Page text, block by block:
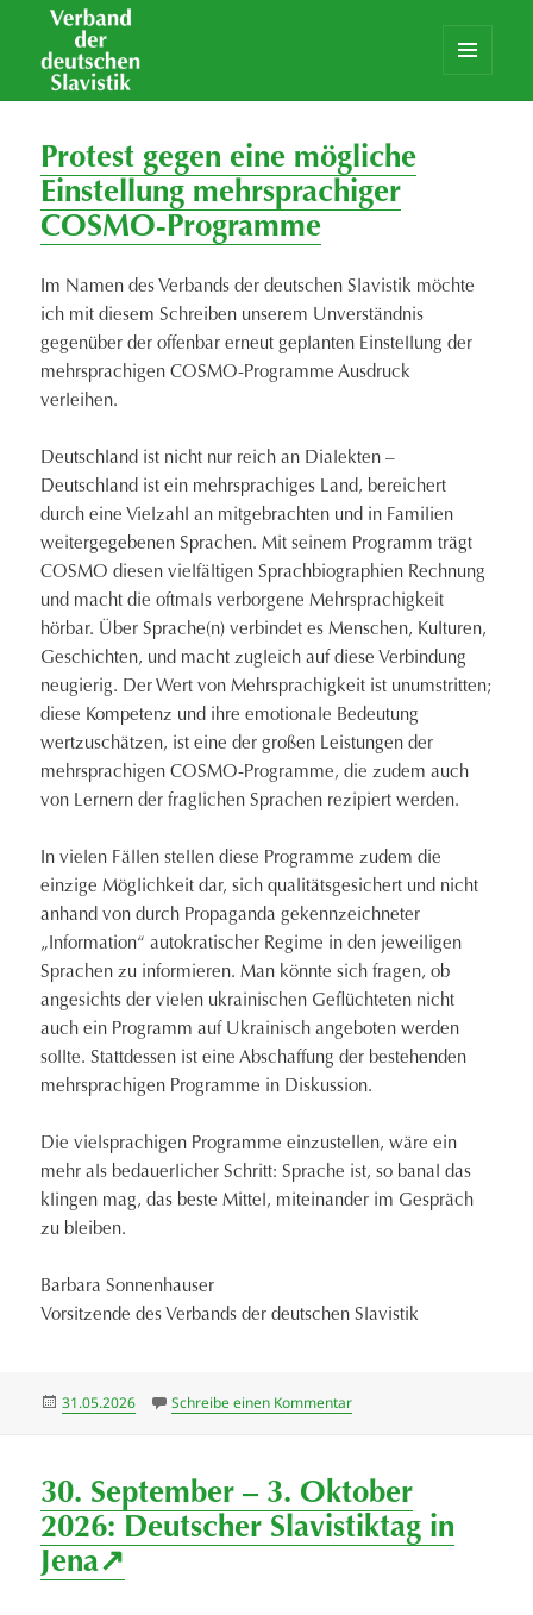
UND
Protest gegen eine mögliche
Einstellung mehrsprachiger
COSMO-Programme
Im Namen des Verbands der deutschen Slavistik möchte
ich mit diesem Schreiben unserem Unverständnis
gegenüber der offenbar erneut geplanten Einstellung der
mehrsprachigen COSMO-Programme Ausdruck
verleihen.
Deutschland ist nicht nur reich an Dialekten –
Deutschland ist ein mehrsprachiges Land, bereichert
durch eine Vielzahl an mitgebrachten und in Familien
weitergegebenen Sprachen. Mit seinem Programm trägt
COSMO diesen vielfältigen Sprachbiographien Rechnung
und macht die oftmals verborgene Mehrsprachigkeit
hörbar. Über Sprache(n) verbindet es Menschen, Kulturen,
Geschichten, und macht zugleich auf diese Verbindung
neugierig. Der Wert von Mehrsprachigkeit ist unumstritten;
diese Kompetenz und ihre emotionale Bedeutung
wertzuschätzen, ist eine der großen Leistungen der
mehrsprachigen COSMO-Programme, die zudem auch
von Lernern der fraglichen Sprachen rezipiert werden.
In vielen Fällen stellen diese Programme zudem die
einzige Möglichkeit dar, sich qualitätsgesichert und nicht
anhand von durch Propaganda gekennzeichneter
„Information“ autokratischer Regime in den jeweiligen
Sprachen zu informieren. Man könnte sich fragen, ob
angesichts der vielen ukrainischen Geflüchteten nicht
auch ein Programm auf Ukrainisch angeboten werden
sollte. Stattdessen ist eine Abschaffung der bestehenden
mehrsprachigen Programme in Diskussion.
Die vielsprachigen Programme einzustellen, wäre ein
mehr als bedauerlicher Schritt: Sprache ist, so banal das
klingen mag, das beste Mittel, miteinander im Gespräch
zu bleiben.
Barbara Sonnenhauser
Vorsitzende des Verbands der deutschen Slavistik
Veröffentlicht
31.05.2026 Schreibe einen Kommentarzu Protest gegen eine
30. September – 3. Oktober
2026: Deutscher Slavistiktag in
Jena↗